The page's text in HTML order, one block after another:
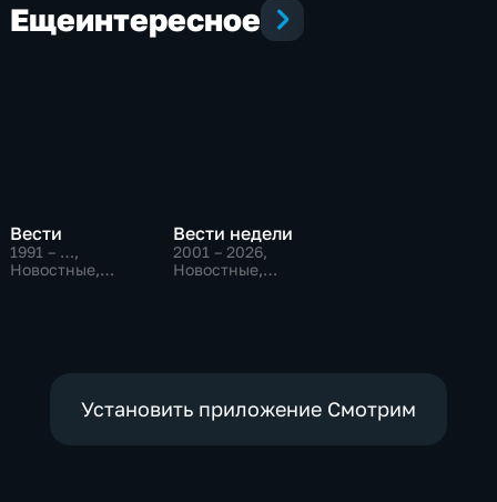
Ещеинтересное
Вести
1991 – …,
Новостные,
Вести недели
2001 – 2026,
Новостные,
Установить приложение Смотрим